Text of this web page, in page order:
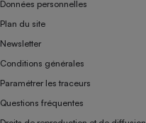
Données personnelles
Plan du site
Newsletter
Conditions générales
Paramétrer les traceurs
Questions fréquentes